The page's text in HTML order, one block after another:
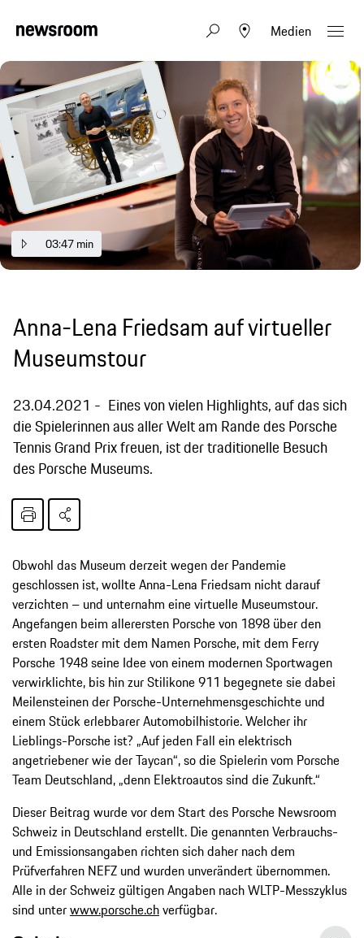
Medien
03:47 min
Anna-Lena Friedsam auf virtueller
Museumstour
23.04.2021
Eines von vielen Highlights, auf das sich
die Spielerinnen aus aller Welt am Rande des Porsche
Tennis Grand Prix freuen, ist der traditionelle Besuch
des Porsche Museums.
Obwohl das Museum derzeit wegen der Pandemie
geschlossen ist, wollte Anna-Lena Friedsam nicht darauf
verzichten – und unternahm eine virtuelle Museumstour.
Angefangen beim allerersten Porsche von 1898 über den
ersten Roadster mit dem Namen Porsche, mit dem Ferry
Porsche 1948 seine Idee von einem modernen Sportwagen
verwirklichte, bis hin zur Stilikone 911 begegnete sie dabei
Meilensteinen der Porsche-Unternehmensgeschichte und
einem Stück erlebbarer Automobilhistorie. Welcher ihr
Lieblings-Porsche ist? „Auf jeden Fall ein elektrisch
angetriebener wie der Taycan“, so die Spielerin vom Porsche
Team Deutschland, „denn Elektroautos sind die Zukunft.“
Dieser Beitrag wurde vor dem Start des Porsche Newsroom
Schweiz in Deutschland erstellt. Die genannten Verbrauchs-
und Emissionsangaben richten sich daher nach dem
Prüfverfahren NEFZ und wurden unverändert übernommen.
Alle in der Schweiz gültigen Angaben nach WLTP-Messzyklus
sind unterwww.porsche.chverfügbar.